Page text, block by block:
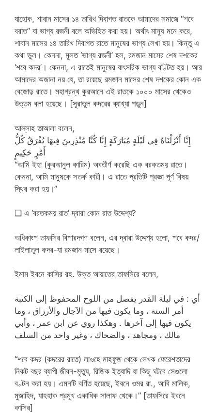
যাহোক, শাবান মাসের ১৪ তারিখ দিবাগত রাতকে আমাদের সমাজে “শবে
বরাত” বা ভাগ্য রজনী বলে অভিহিত করা হয়। অর্থাৎ মানুষ মনে করে,
শাবান মাসের ১৪ তারিখ দিবাগত রাতে মানুষের ভাগ্য লেখা হয়। কিন্তু এ
কথা ভুল। কেননা, মূলত ‘ভাগ্য রজনী’ হল, রমজান মাসের শেষ দশকের
‘শবে কদর’। কেননা, এ রাতেই মানুষের বাৎসরিক ভাগ্য বণ্টিত হয়। আর
আমাদের অজানা নয় যে, তা রয়েছে রমজান মাসের শেষ দশকের কোন এক
বেজোড় রাতে। মহাগ্রন্থ কুরআনে এই রাতকে ১০০০ মাসের থেকেও
উত্তম বলা হয়েছে। [সূরাতুল কদরের ব্যাখ্যা পড়ুন]
আল্লাহ তাআলা বলেন,
إِنَّا أَنْزَلْنَاهُ فِي لَيْلَةٍ مُبَارَكَةٍ إِنَّا كُنَّا مُنْذِرِينَ فِيهَا يُفْرَقُ كُلُّ
أَمْرٍ حَكِيمٍ
“আমি ইহা (কুরআনুল কারিম) অবতীর্ণ করেছি এক বরকতময় রাতে।
কেননা, আমি মানুষকে সতর্ক কারী। এ রাতে প্রতিটি প্রজ্ঞা পূর্ণ বিষয়
স্থির করা হয়।”
❑ এ ‘বরতকময় রাত’ দ্বারা কোন রাত উদ্দেশ্য?
অধিকাংশ তাফসির বিশারদগণ বলেন, এর দ্বারা উদ্দেশ্য হলো, শবে কদর/
লাইলাতুল কদর-যা রমজান মাসে রয়েছে।
ইমাম ইবনে কাসির রহ. উক্ত আয়াতের তাফসিরে বলেন,
أي : في ليلة القدر يفصل من اللوح المحفوظ إلى الكتبة
أمر السنة ، وما يكون فيها من الآجال والأرزاق ، وما
يكون فيها إلى آخرها . وهكذا روي عن ابن عمر ، وأبي
مالك ، ومجاهد ، والضحاك ، وغير واحد من السلف
“শবে কদর (কদরের রাতে) লাওহে মাহফুজ থেকে লেখক ফেরেশতাদের
নিকট বছর ব্যাপী জীবন-মৃত্যু, রিজিক ইত্যাদি যা কিছু ঘটবে সেগুলো
বণ্টন করা হয়। এমনটি বর্ণিত হয়েছে, ইবনে ওমর রা., আবি মালিক,
মুজাহিদ, যাহহাক প্রমূখ একাধিক সালাফ থেকে।” [তাফসিরে ইবনে
কাসির]